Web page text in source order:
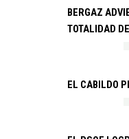
BERGAZ
TOTALIDAD
EL CABILDO